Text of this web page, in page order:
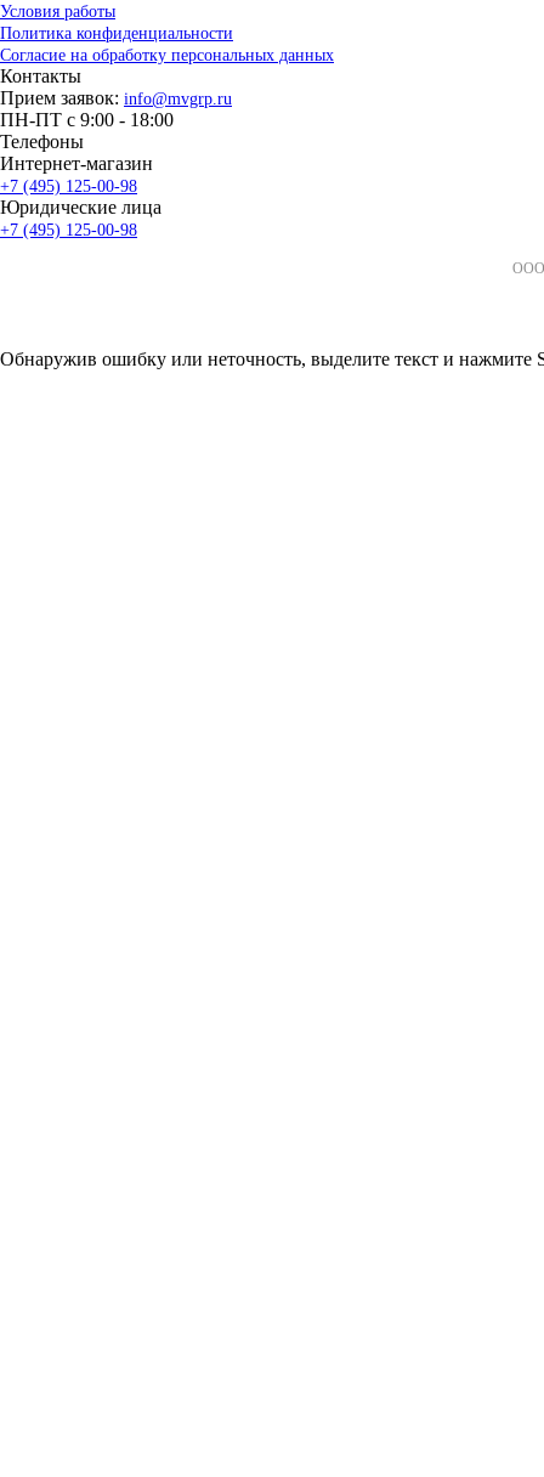
Условия работы
Политика конфиденциальности
Согласие на обработку персональных данных
Контакты
Прием заявок: info@mvgrp.ru
ПН-ПТ с 9:00 - 18:00
Телефоны
Интернет-магазин
+7 (495) 125-00-98
Юридические лица
+7 (495) 125-00-98
ООО
Обнаружив ошибку или неточность, выделите текст и нажмите